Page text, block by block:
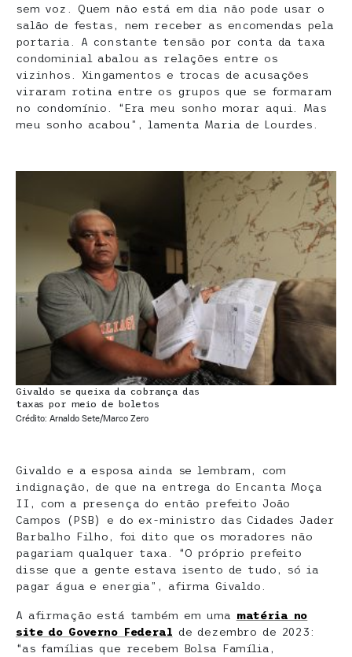
sem voz. Quem não está em dia não pode usar o
salão de festas, nem receber as encomendas pela
portaria. A constante tensão por conta da taxa
condominial abalou as relações entre os
vizinhos. Xingamentos e trocas de acusações
viraram rotina entre os grupos que se formaram
no condomínio. “Era meu sonho morar aqui. Mas
meu sonho acabou”, lamenta Maria de Lourdes.
Givaldo se queixa da cobrança das
taxas por meio de boletos
Crédito: Arnaldo Sete/Marco Zero
Givaldo e a esposa ainda se lembram, com
indignação, de que na entrega do Encanta Moça
II, com a presença do então prefeito João
Campos (PSB) e do ex-ministro das Cidades Jader
Barbalho Filho, foi dito que os moradores não
pagariam qualquer taxa. “O próprio prefeito
disse que a gente estava isento de tudo, só ia
pagar água e energia”, afirma Givaldo.
A afirmação está também em uma matéria no
site do Governo Federal de dezembro de 2023:
“as famílias que recebem Bolsa Família,